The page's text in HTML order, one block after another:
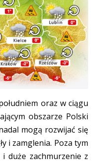
oraz w ciągu
obszarze Polski
mogą rozwijać się
i zamglenia. Poza tym
duże zachmurzenie z